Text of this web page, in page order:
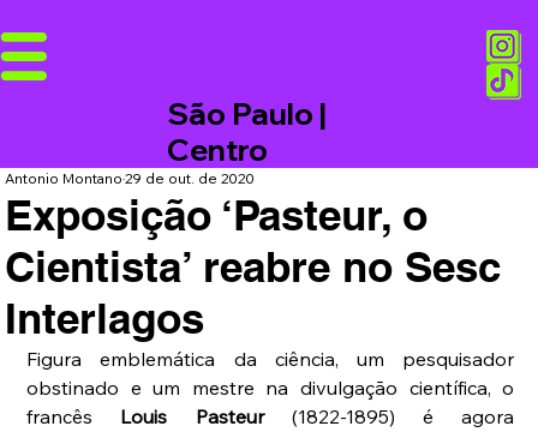
São Paulo |
Centro
Exposição ‘Pasteur, o
Cientista’ reabre no Sesc
Interlagos
Antonio Montano29 de out. de 2020
Figura emblemática da ciência, um pesquisador
obstinado e um mestre na divulgação científica, o
francês Louis Pasteur (1822-1895) é agora